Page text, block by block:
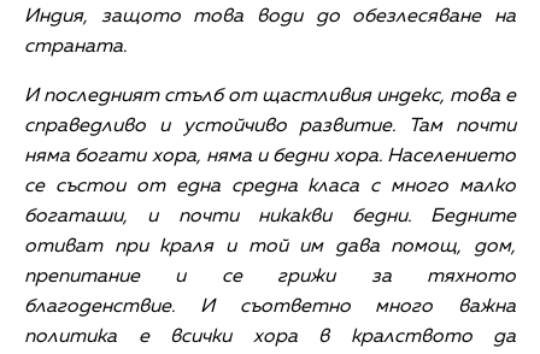
Индия, защото това води до обезлесяване на
страната.
И последният стълб от щастливия индекс, това е
справедливо и устойчиво развитие. Там почти
няма богати хора, няма и бедни хора. Населението
се състои от една средна класа с много малко
богаташи, и почти никакви бедни. Бедните
отиват при краля и той им дава помощ, дом,
препитание и се грижи за тяхното
благоденствие. И съответно много важна
политика е всички хора в кралството да